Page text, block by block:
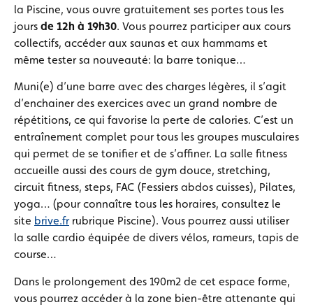
la Piscine, vous ouvre gratuitement ses portes tous les
jours de 12h à 19h30. Vous pourrez participer aux cours
collectifs, accéder aux saunas et aux hammams et
même tester sa nouveauté: la barre tonique…
Muni(e) d’une barre avec des charges légères, il s’agit
d’enchainer des exercices avec un grand nombre de
répétitions, ce qui favorise la perte de calories. C’est un
entraînement complet pour tous les groupes musculaires
qui permet de se tonifier et de s’affiner. La salle fitness
accueille aussi des cours de gym douce, stretching,
circuit fitness, steps, FAC (Fessiers abdos cuisses), Pilates,
yoga… (pour connaître tous les horaires, consultez le
site brive.frrubrique Piscine). Vous pourrez aussi utiliser
la salle cardio équipée de divers vélos, rameurs, tapis de
course…
Dans le prolongement des 190m2 de cet espace forme,
vous pourrez accéder à la zone bien-être attenante qui